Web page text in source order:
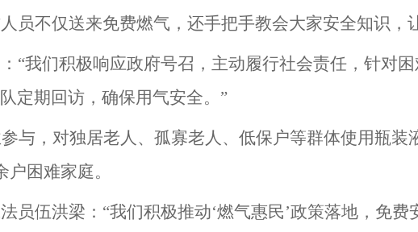
员不仅送来免费燃气，还手把手教会大家安全知识，
“我们积极响应政府号召，主动履行社会责任，针对
定期回访，确保用气安全。”
与，对独居老人、孤寡老人、低保户等群体使用瓶装
困难家庭。
员伍洪梁：“我们积极推动‘燃气惠民’政策落地，免